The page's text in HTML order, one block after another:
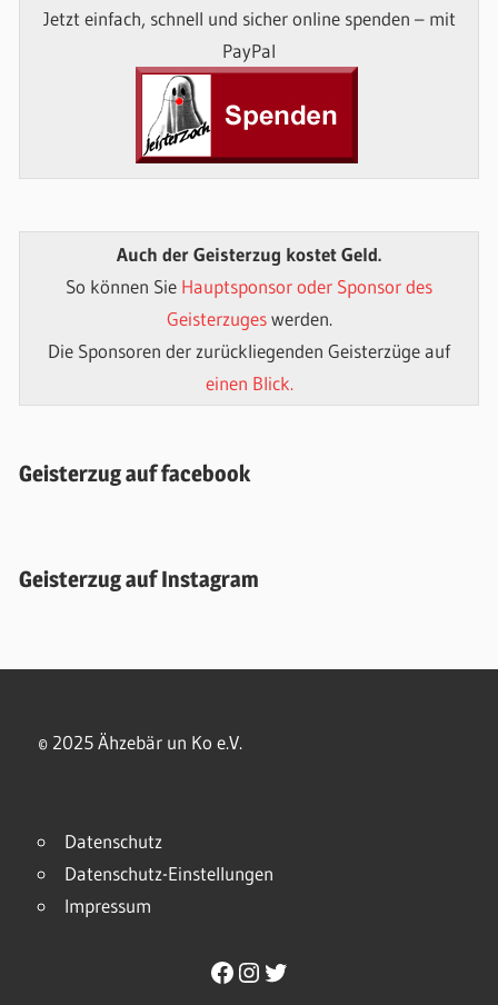
Jetzt einfach, schnell und sicher online spenden – mit
PayPal
Auch der Geisterzug kostet Geld.
So können Sie Hauptsponsor oder Sponsor des
Geisterzugeswerden.
Die Sponsoren der zurückliegenden Geisterzüge auf
einen Blick.
Geisterzug auf facebook
Geisterzug auf Instagram
© 2025 Ähzebär un Ko e.V.
Datenschutz
Datenschutz-Einstellungen
Impressum
Facebook
Instagram
Twitter